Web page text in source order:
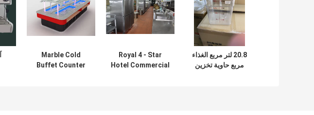
20.8 لتر مربع الغذاء
مربع حاوية تخزين
Royal 4 - Star
Hotel Commercial
Marble Cold
Buffet Counter